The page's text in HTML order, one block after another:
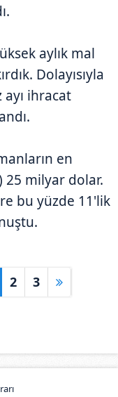
aylık mal
Dolayısıyla
ihracat
en
25 milyar dolar.
bu yüzde 11'lik
2 3